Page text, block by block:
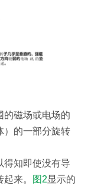
的磁场或电场的
）的一部分旋转
得知即使没有导
来。
图2显示的